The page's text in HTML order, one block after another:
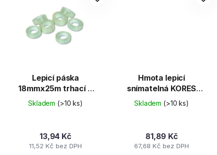
Lepicí páska
18mmx25m trhací v
sáčku
Skladem (>10 ks)
11,52 Kč bez DPH
13,94 Kč
Hmota lepicí
snímatelná KORES
50g
Skladem (>10 ks)
67,68 Kč bez DPH
81,89 Kč